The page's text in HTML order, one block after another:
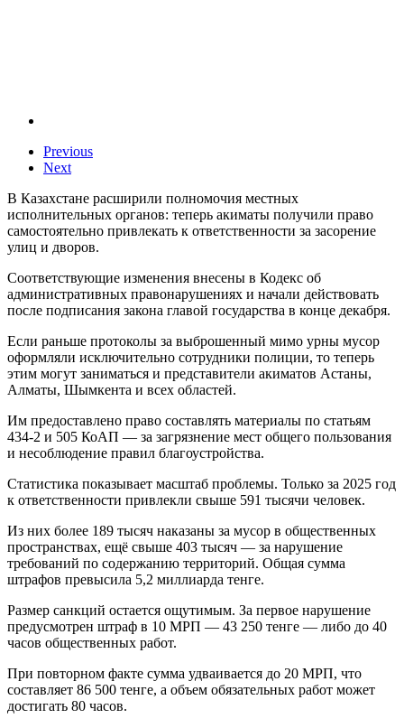
Previous
Next
В Казахстане расширили полномочия местных
исполнительных органов: теперь акиматы получили право
самостоятельно привлекать к ответственности за засорение
улиц и дворов.
Соответствующие изменения внесены в Кодекс об
административных правонарушениях и начали действовать
после подписания закона главой государства в конце декабря.
Если раньше протоколы за выброшенный мимо урны мусор
оформляли исключительно сотрудники полиции, то теперь
этим могут заниматься и представители акиматов Астаны,
Алматы, Шымкента и всех областей.
Им предоставлено право составлять материалы по статьям
434-2 и 505 КоАП — за загрязнение мест общего пользования
и несоблюдение правил благоустройства.
Статистика показывает масштаб проблемы. Только за 2025 год
к ответственности привлекли свыше 591 тысячи человек.
Из них более 189 тысяч наказаны за мусор в общественных
пространствах, ещё свыше 403 тысяч — за нарушение
требований по содержанию территорий. Общая сумма
штрафов превысила 5,2 миллиарда тенге.
Размер санкций остается ощутимым. За первое нарушение
предусмотрен штраф в 10 МРП — 43 250 тенге — либо до 40
часов общественных работ.
При повторном факте сумма удваивается до 20 МРП, что
составляет 86 500 тенге, а объем обязательных работ может
достигать 80 часов.